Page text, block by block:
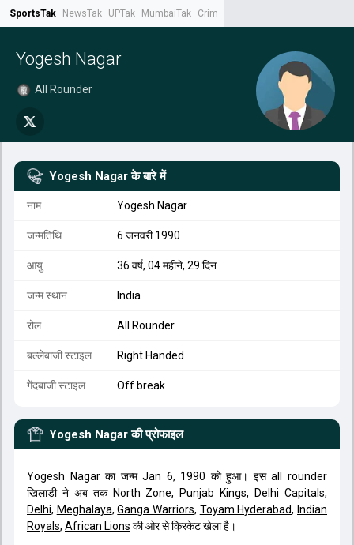
SportsTak NewsTak UPTak MumbaiTak CrimeTak
Yogesh Nagar
All Rounder
Yogesh Nagar के बारे में
नाम Yogesh Nagar
जन्मतिथि 6 जनवरी 1990
आयु 36 वर्ष, 04 महीने, 29 दिन
जन्म स्थान India
रोल All Rounder
बल्लेबाजी स्टाइल Right Handed
गेंदबाजी स्टाइल Off break
Yogesh Nagar की प्रोफाइल
Yogesh Nagar का जन्म Jan 6, 1990 को हुआ। इस all rounder
खिलाड़ी ने अब तक North Zone, Punjab Kings, Delhi Capitals,
Delhi, Meghalaya,Ganga Warriors, Toyam Hyderabad, Indian
Royals, African Lions की ओर से क्रिकेट खेला है।